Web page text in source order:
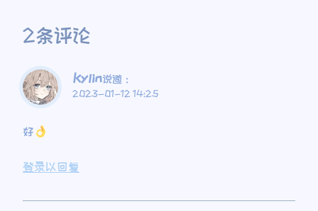
2条评论
Kylin说道：
2023-01-12 14:25
好
登录以回复